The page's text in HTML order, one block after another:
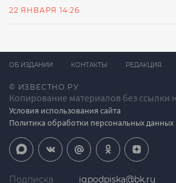
22 ЯНВАРЯ 14:26
© ИЗВЕСТНО.РУ
Копирование материалов без ссылки
Условия использования сайта
Политика обработки персональных данных
ОБ ИЗДАНИИ КОНТАКТЫ РЕДАКЦИЯ
Подписка igpodpiska@bk.ru